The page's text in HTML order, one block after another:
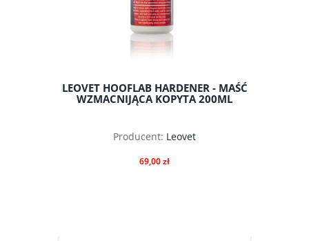
LEOVET HOOFLAB HARDENER - MAŚĆ
WZMACNIJĄCA KOPYTA 200ML
Producent: Leovet
69,00 zł